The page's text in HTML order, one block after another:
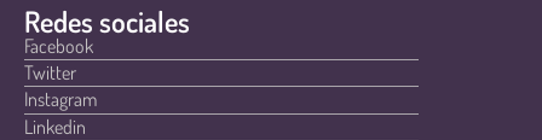
Redes sociales
Facebook
Twitter
Instagram
Linkedin